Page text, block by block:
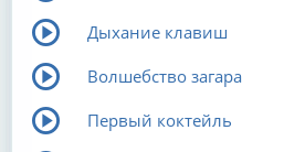
Дыхание клавиш
Волшебство загара
Первый коктейль